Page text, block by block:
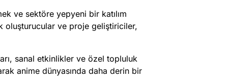
ve sektöre yepyeni bir katılım
oluşturucular ve proje geliştiriciler,
sanal etkinlikler ve özel topluluk
anime dünyasında daha derin bir